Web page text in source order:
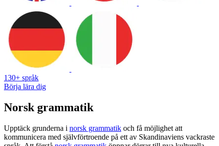
130+ språk
Börja lära dig
Norsk grammatik
Upptäck grunderna i norsk grammatik och få möjlighet att
kommunicera med självförtroende på ett av Skandinaviens vackraste